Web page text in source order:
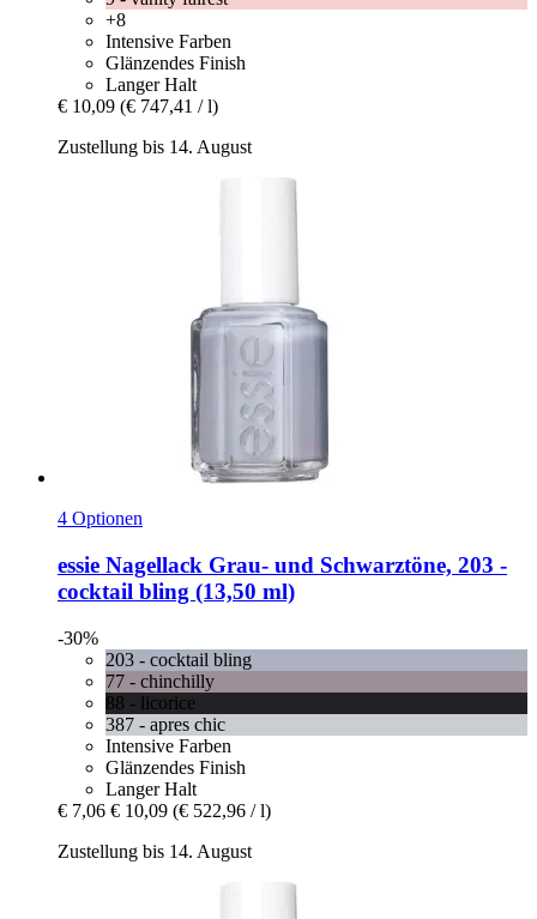
+8
Intensive Farben
Glänzendes Finish
Langer Halt
€ 10,09 (€ 747,41 / l)
Zustellung bis 14. August
4 Optionen
essie Nagellack Grau-​ und Schwarztöne, 203 -​
cocktail bling (13,50 ml)
-30%
203 - cocktail bling
77 - chinchilly
88 - licorice
387 - apres chic
Intensive Farben
Glänzendes Finish
Langer Halt
€ 7,06 € 10,09 (€ 522,96 / l)
Zustellung bis 14. August